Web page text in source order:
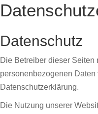
Datenschutz
Die Betreiber dieser Seiten
personenbezogenen
Datenschutzerklärung.
Die Nutzung unserer